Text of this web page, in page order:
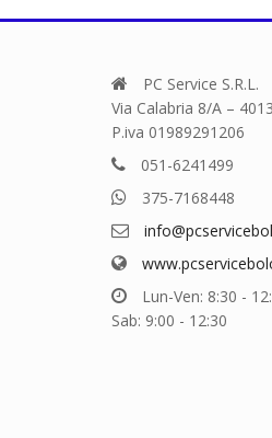
PC Service S.R.L.
Via Calabria 8/A –
P.iva 01989291206
051-6241499
375-7168448
Lun-Ven: 8:30 -
Sab: 9:00 - 12:30